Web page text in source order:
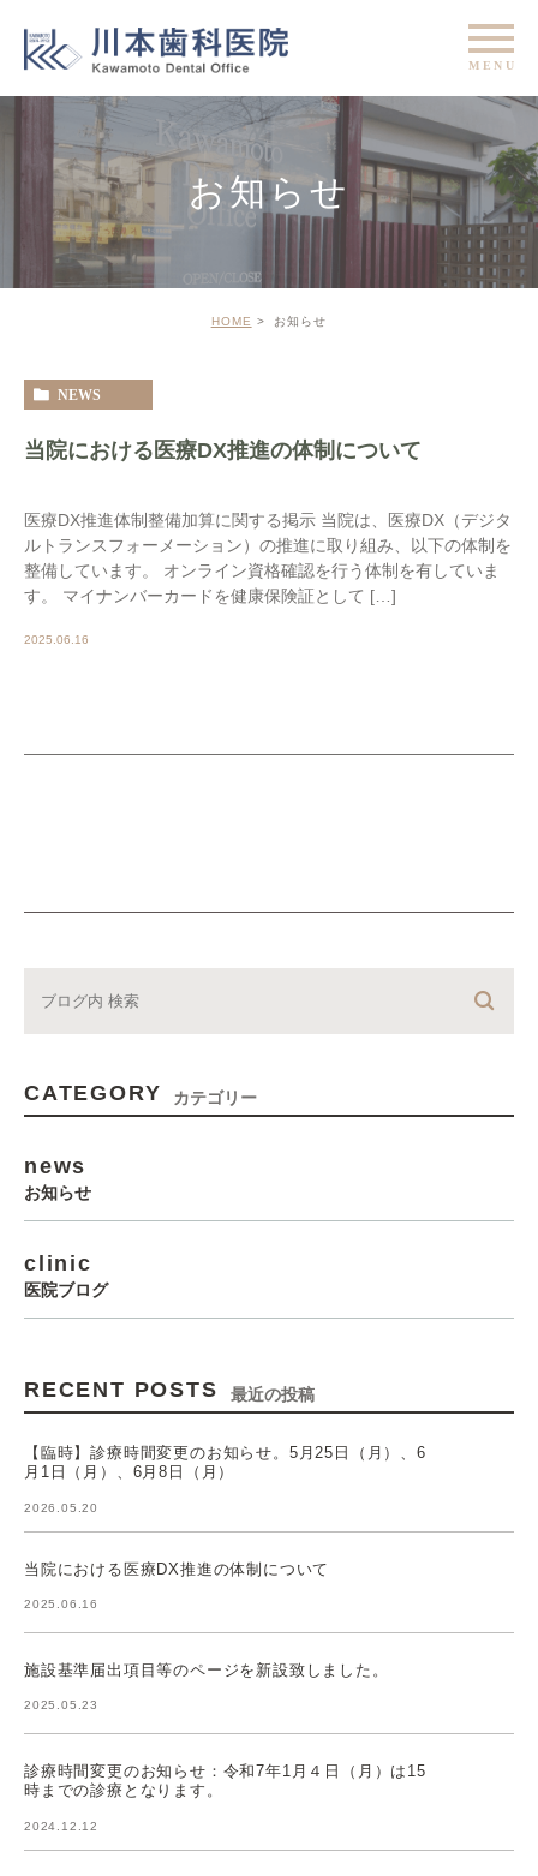
お知らせ
HOME お知らせ
NEWS
当院における医療DX推進の体制について
医療DX推進体制整備加算に関する掲示 当院は、医療DX（デジタ
ルトランスフォーメーション）の推進に取り組み、以下の体制を
整備しています。 オンライン資格確認を行う体制を有していま
す。 マイナンバーカードを健康保険証として […]
2025.06.16
CATEGORY カテゴリー
news
お知らせ
clinic
医院ブログ
RECENT POSTS 最近の投稿
【臨時】診療時間変更のお知らせ。5月25日（月）、6
月1日（月）、6月8日（月）
2026.05.20
当院における医療DX推進の体制について
2025.06.16
施設基準届出項目等のページを新設致しました。
2025.05.23
診療時間変更のお知らせ：令和7年1月４日（月）は15
時までの診療となります。
2024.12.12